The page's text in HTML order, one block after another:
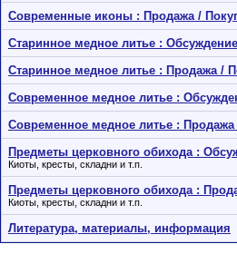
Современные иконы : Продажа /
Старинное медное литье :
Старинное медное литье : Продажа /
Современное медное литье :
Современное медное литье :
Предметы церковного обихода :
Киоты, кресты, складни и т.п.
Предметы церковного обихода :
Киоты, кресты, складни и т.п.
Литература, материалы, информация